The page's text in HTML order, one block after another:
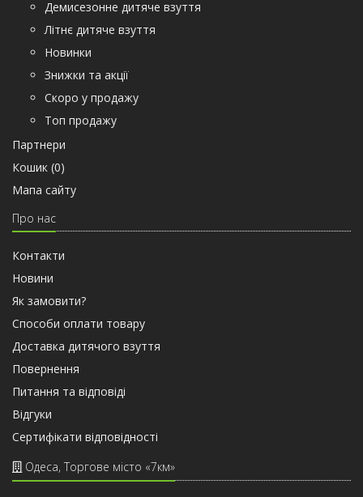
Демисезонне дитяче взуття
Літнє дитяче взуття
Новинки
Знижки та акції
Скоро у продажу
Топ продажу
Партнери
Кошик (0)
Мапа сайту
Про нас
Контакти
Новини
Як замовити?
Способи оплати товару
Доставка дитячого взуття
Повернення
Питання та відповіді
Відгуки
Сертифiкати вiдповiдностi
Одеса, Торгове місто «7км»